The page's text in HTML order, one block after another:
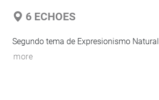
6 ECHOES
Segundo tema de Expresionismo Natural
more